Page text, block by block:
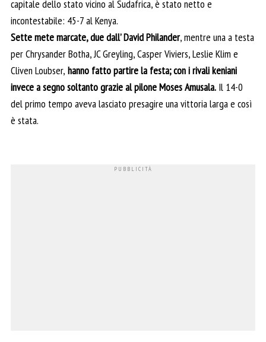
capitale dello stato vicino al Sudafrica, è stato netto e
incontestabile: 45-7 al Kenya.
Sette mete marcate, due dall’ David Philander, mentre una a testa
per Chrysander Botha, JC Greyling, Casper Viviers, Leslie Klim e
Cliven Loubser, hanno fatto partire la festa; con i rivali keniani
invece a segno soltanto grazie al pilone Moses Amusala. Il 14-0
del primo tempo aveva lasciato presagire una vittoria larga e così
è stata.